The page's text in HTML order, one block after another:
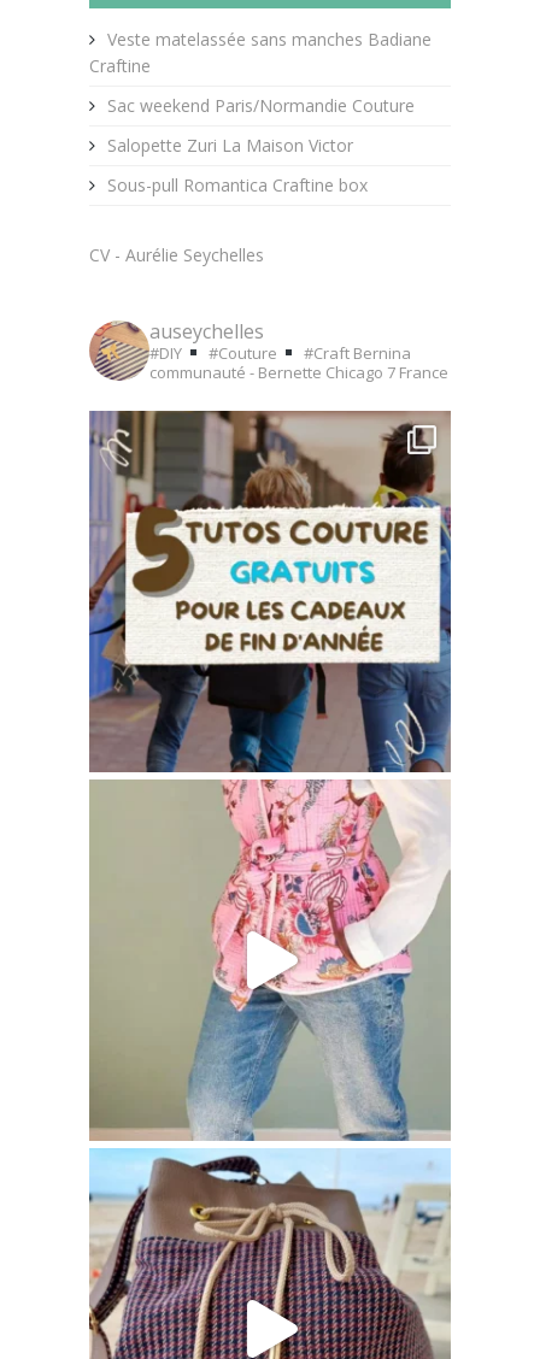
Veste matelassée sans manches Badiane
Craftine
Sac weekend Paris/Normandie Couture
Salopette Zuri La Maison Victor
Sous-pull Romantica Craftine box
CV - Aurélie Seychelles
auseychelles
#DIY #Couture #Craft Bernina
communauté - Bernette Chicago 7 France